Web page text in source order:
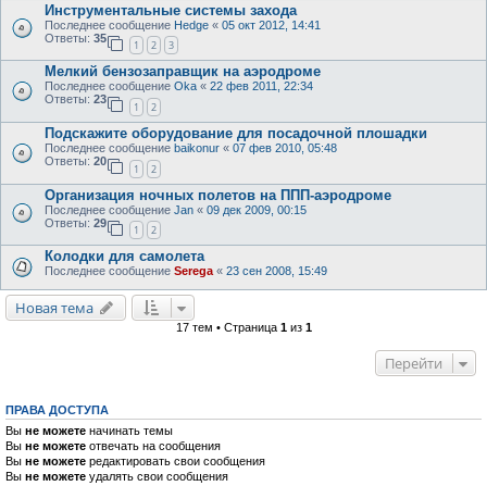
Инструментальные системы захода
Последнее сообщение Hedge « 05 окт 2012, 14:41
Ответы: 35
1 2 3
Мелкий бензозаправщик на аэродроме
Последнее сообщение Oka « 22 фев 2011, 22:34
Ответы: 23
1 2
Подскажите оборудование для посадочной плошадки
Последнее сообщение baikonur « 07 фев 2010, 05:48
Ответы: 20
1 2
Организация ночных полетов на ППП-аэродроме
Последнее сообщение Jan « 09 дек 2009, 00:15
Ответы: 29
1 2
Колодки для самолета
Последнее сообщение Serega « 23 сен 2008, 15:49
Новая тема
17 тем • Страница 1из 1
Перейти
ПРАВА ДОСТУПА
Вы не можете начинать темы
Вы не можете отвечать на сообщения
Вы не можете редактировать свои сообщения
Вы не можете удалять свои сообщения